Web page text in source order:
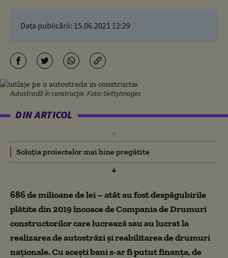
Data publicării: 15.06.2021 12:29
Autostradă în construcție. Foto: GettyImages
DIN ARTICOL
Soluția proiectelor mai bine pregătite
686 de milioane de lei – atât au fost despăgubirile
plătite din 2019 încoace de Compania de Drumuri
constructorilor care lucrează sau au lucrat la
realizarea de autostrăzi și reabilitarea de drumuri
naționale. Cu acești bani s-ar fi putut finanța, de